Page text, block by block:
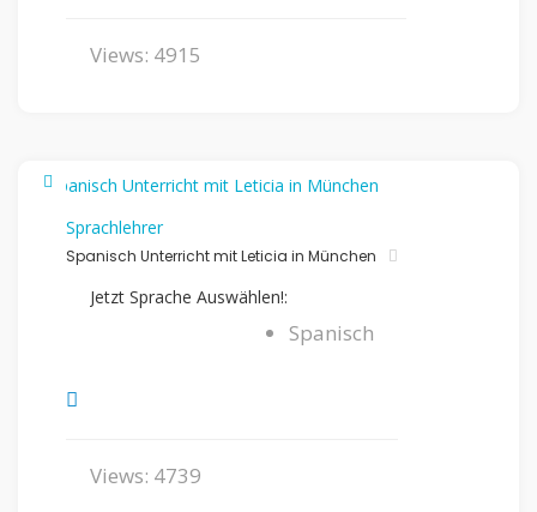
Views: 4915
Sprachlehrer
Spanisch Unterricht mit Leticia in München
Jetzt Sprache Auswählen!:
Spanisch
Views: 4739